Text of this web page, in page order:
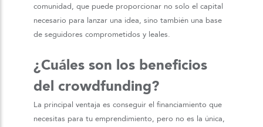
comunidad, que puede proporcionar no solo el capital
necesario para lanzar una idea, sino también una base
de seguidores comprometidos y leales.
¿Cuáles son los beneficios
del crowdfunding?
La principal ventaja es conseguir el financiamiento que
necesitas para tu emprendimiento, pero no es la única,